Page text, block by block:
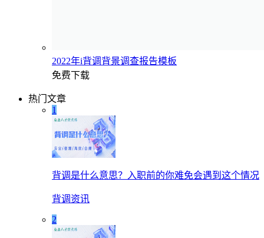
2022年i背调背景调查报告模板
免费下载
热门文章
1
背调是什么意思？入职前的你难免会遇到这个情况
背调资讯
2